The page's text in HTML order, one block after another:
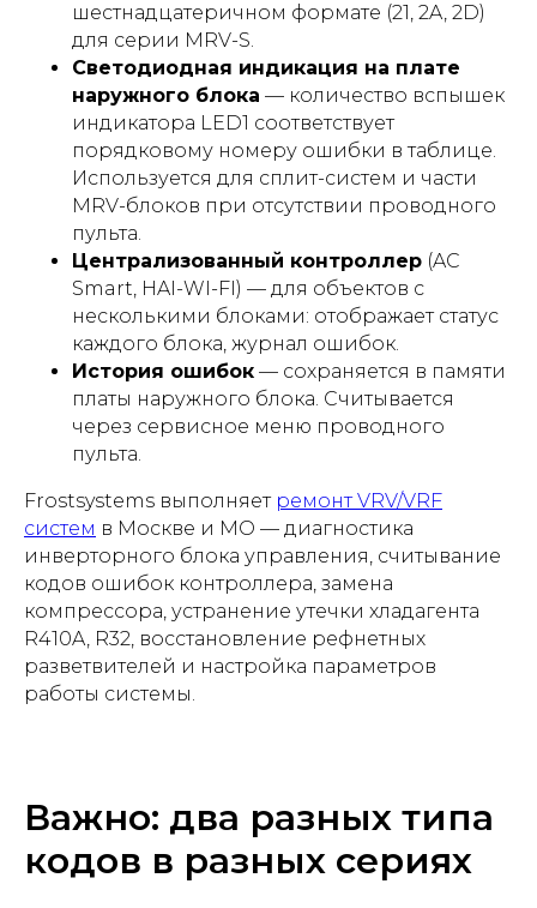
шестнадцатеричном формате (21, 2A, 2D)
для серии MRV-S.
Светодиодная индикация на плате
наружного блока — количество вспышек
индикатора LED1 соответствует
порядковому номеру ошибки в таблице.
Используется для сплит-систем и части
MRV-блоков при отсутствии проводного
пульта.
Централизованный контроллер (AC
Smart, HAI-WI-FI) — для объектов с
несколькими блоками: отображает статус
каждого блока, журнал ошибок.
История ошибок — сохраняется в памяти
платы наружного блока. Считывается
через сервисное меню проводного
пульта.
Frostsystems выполняет ремонт VRV/VRF
систем в Москве и МО — диагностика
инверторного блока управления, считывание
кодов ошибок контроллера, замена
компрессора, устранение утечки хладагента
R410A, R32, восстановление рефнетных
разветвителей и настройка параметров
работы системы.
Важно: два разных типа
кодов в разных сериях